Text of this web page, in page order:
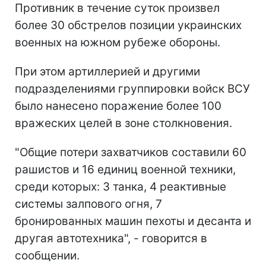
Противник в течение суток произвел
более 30 обстрелов позиции украинских
военных на южном рубеже обороны.
При этом артиллерией и другими
подразделениями группировки войск ВСУ
было нанесено поражение более 100
вражеских целей в зоне столкновения.
"Общие потери захватчиков составили 60
рашистов и 16 единиц военной техники,
среди которых: 3 танка, 4 реактивные
системы залпового огня, 7
бронированных машин пехоты и десанта и
другая автотехника", - говорится в
сообщении.